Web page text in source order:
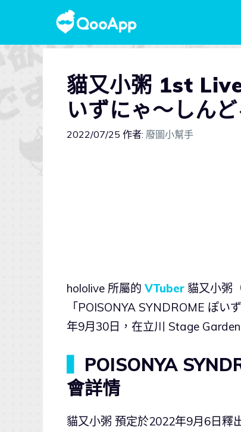
貓又小粥 1st
いずにゃ〜しん
2022/07/25 作者: 廢圖小幫手
hololive 所屬的VTuber 貓又小粥
「POISONYA SYNDROME ぽ
年9月30日，在立川 Stage
POISONYA
會詳情
貓又小粥 預定於2022年9月6日釋